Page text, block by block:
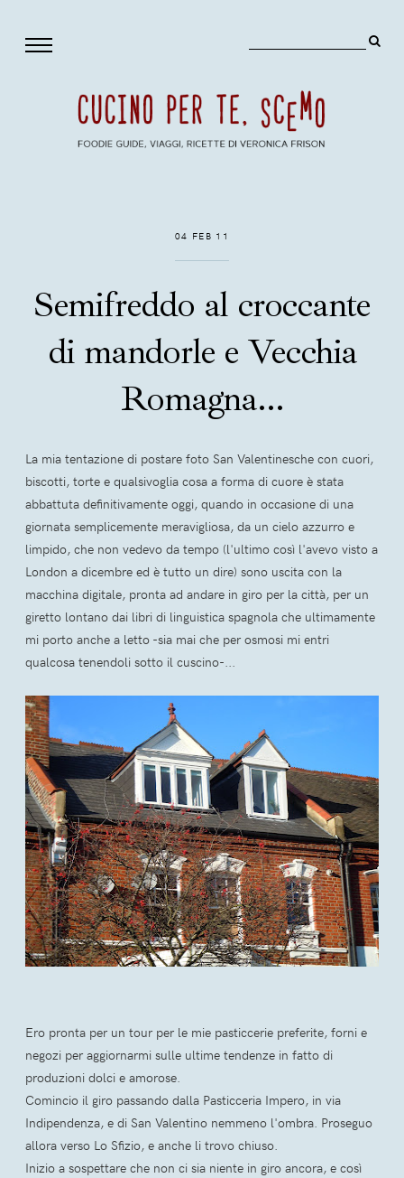
04 FEB 11
Semifreddo al croccante
di mandorle e Vecchia
Romagna...
La mia tentazione di postare foto San Valentinesche con cuori,
biscotti, torte e qualsivoglia cosa a forma di cuore è stata
abbattuta definitivamente oggi, quando in occasione di una
giornata semplicemente meravigliosa, da un cielo azzurro e
limpido, che non vedevo da tempo (l'ultimo così l'avevo visto a
London a dicembre ed è tutto un dire) sono uscita con la
macchina digitale, pronta ad andare in giro per la città, per un
giretto lontano dai libri di linguistica spagnola che ultimamente
mi porto anche a letto -sia mai che per osmosi mi entri
qualcosa tenendoli sotto il cuscino-...
Ero pronta per un tour per le mie pasticcerie preferite, forni e
negozi per aggiornarmi sulle ultime tendenze in fatto di
produzioni dolci e amorose.
Comincio il giro passando dalla Pasticceria Impero, in via
Indipendenza, e di San Valentino nemmeno l'ombra. Proseguo
allora verso Lo Sfizio, e anche li trovo chiuso.
Inizio a sospettare che non ci sia niente in giro ancora, e così